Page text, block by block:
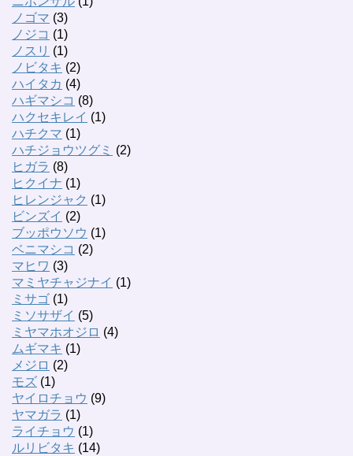
ノゴマ (3)
ノジコ (1)
ノスリ (1)
ノビタキ (2)
ハイタカ (4)
ハギマシコ (8)
ハクセキレイ (1)
ハチクマ (1)
ハチジョウツグミ (2)
ヒガラ (8)
ヒクイナ (1)
ヒレンジャク (1)
ビンズイ (2)
ブッポウソウ (1)
ベニマシコ (2)
マヒワ (3)
マミヤチャジナイ (1)
ミサゴ (1)
ミソサザイ (5)
ミヤマホオジロ (4)
ムギマキ (1)
メジロ (2)
モズ (1)
ヤイロチョウ (9)
ヤマガラ (1)
ライチョウ (1)
ルリビタキ (14)